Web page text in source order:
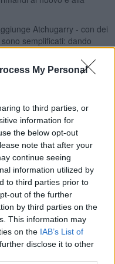
My Personal
to third parties, or
information for
the below opt-out
note that after your
continue seeing
information utilized by
to third parties prior to
out of the further
by third parties on the
This information may
on the IAB’s List of
disclose it to other
Atchugarry - con dei
semplificati: dando
in segni significanti ho
l’essenza della scultura.
si interrogano, come
come quello
segreto che solo lo
il senso di provvisorietà e
più duraturo, come la
: perdere la sua forza
e la natura.
Toscana iscriviti alla